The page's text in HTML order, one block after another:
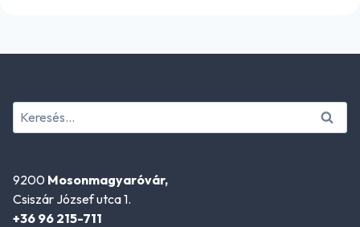
Keresés:
9200 Mosonmagyaróvár,
Csiszár József utca 1.
+36 96 215-711